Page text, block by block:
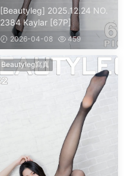
[Beautyleg] 2025.12.24 NO.
2384 Kaylar [67P]
2026-04-08 459
Beautyleg寫真